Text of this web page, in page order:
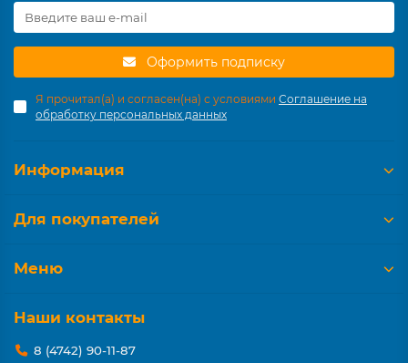
Оформить подписку
Я прочитал(а) и согласен(на) с условиями Соглашение на
обработку персональных данных
Информация
Для покупателей
Меню
Наши контакты
8 (4742) 90-11-87